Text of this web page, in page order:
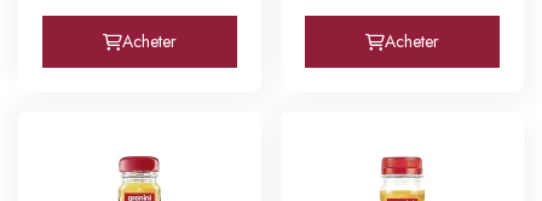
Acheter Acheter